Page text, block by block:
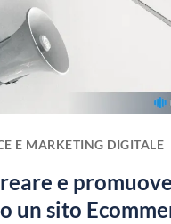
E MARKETING DIGITALE
e
un sito